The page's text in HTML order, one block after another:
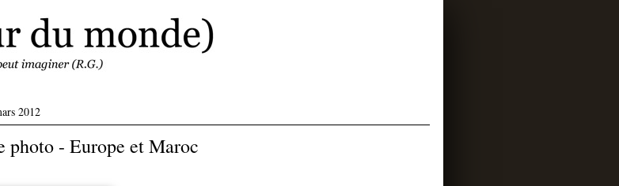
2012
- Europe et Maroc